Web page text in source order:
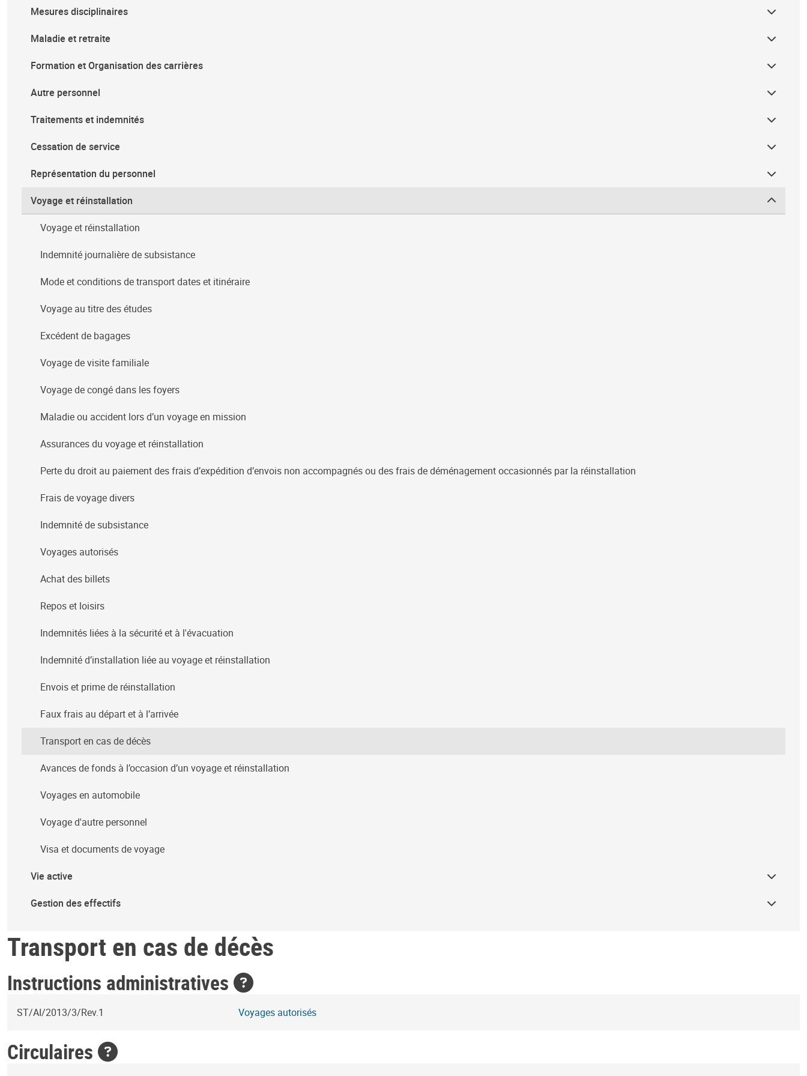
Mesures disciplinaires
Maladie et retraite
Formation et Organisation des carrières
Autre personnel
Traitements et indemnités
Cessation de service
Représentation du personnel
Voyage et réinstallation
Voyage et réinstallation
Indemnité journalière de subsistance
Mode et conditions de transport dates et itinéraire
Voyage au titre des études
Excédent de bagages
Voyage de visite familiale
Voyage de congé dans les foyers
Maladie ou accident lors d’un voyage en mission
Assurances du voyage et réinstallation
Perte du droit au paiement des frais d’expédition d’envois non accompagnés ou des frais de déménagement occasionnés par la réinstallation
Frais de voyage divers
Indemnité de subsistance
Voyages autorisés
Achat des billets
Repos et loisirs
Indemnités liées à la sécurité et à l'évacuation
Indemnité d’installation liée au voyage et réinstallation
Envois et prime de réinstallation
Faux frais au départ et à l’arrivée
Transport en cas de décès
Avances de fonds à l’occasion d’un voyage et réinstallation
Voyages en automobile
Voyage d'autre personnel
Visa et documents de voyage
Vie active
Gestion des effectifs
Transport en cas de décès
Instructions administratives
ST/AI/2013/3/Rev.1 Voyages autorisés
Circulaires